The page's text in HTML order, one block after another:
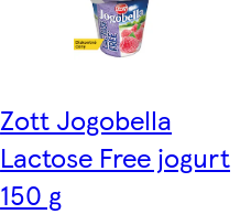
Zott Jogobella
Lactose Free jogurt
150 g